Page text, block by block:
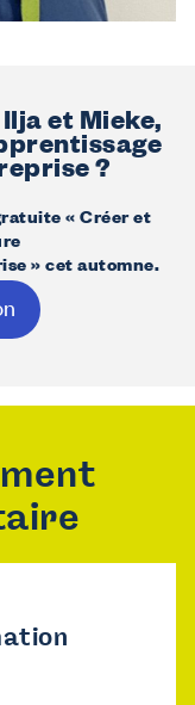
et Mieke,
?
« Créer et
» cet automne.